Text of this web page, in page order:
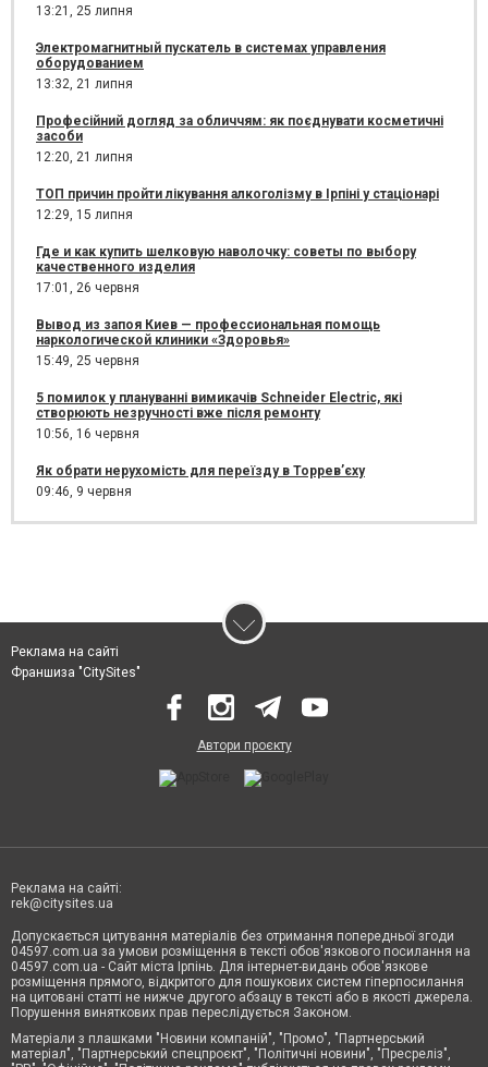
13:21, 25 липня
Электромагнитный пускатель в системах управления
оборудованием
13:32, 21 липня
Професійний догляд за обличчям: як поєднувати косметичні
засоби
12:20, 21 липня
ТОП причин пройти лікування алкоголізму в Ірпіні у стаціонарі
12:29, 15 липня
Где и как купить шелковую наволочку: советы по выбору
качественного изделия
17:01, 26 червня
Вывод из запоя Киев — профессиональная помощь
наркологической клиники «Здоровья»
15:49, 25 червня
5 помилок у плануванні вимикачів Schneider Electric, які
створюють незручності вже після ремонту
10:56, 16 червня
Як обрати нерухомість для переїзду в Торрев’єху
09:46, 9 червня
Реклама на сайті
Франшиза "CitySites"
Автори проєкту
Реклама на сайті:
rek@citysites.ua
Допускається цитування матеріалів без отримання попередньої згоди
04597.com.ua за умови розміщення в тексті обов'язкового посилання на
04597.com.ua - Сайт міста Ірпінь. Для інтернет-видань обов'язкове
розміщення прямого, відкритого для пошукових систем гіперпосилання
на цитовані статті не нижче другого абзацу в тексті або в якості джерела.
Порушення виняткових прав переслідується Законом.
Матеріали з плашками "Новини компаній", "Промо", "Партнерський
матеріал", "Партнерський спецпроєкт", "Політичні новини", "Пресреліз",